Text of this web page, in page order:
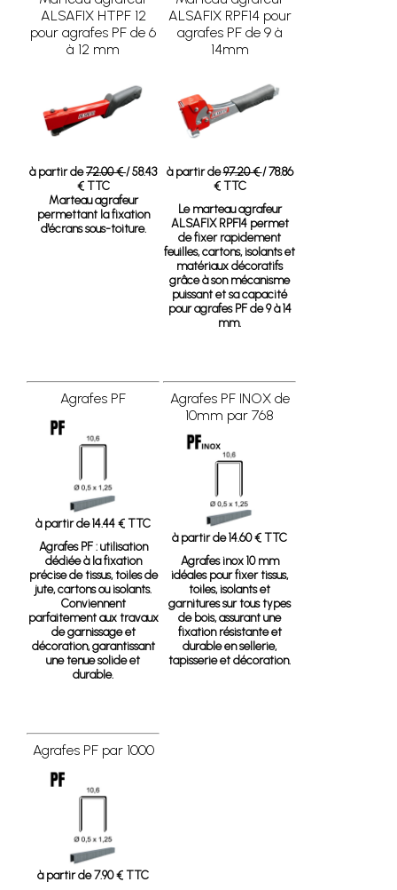
ALSAFIX HTPF 12
pour agrafes PF de 6
à 12 mm
à partir de72.00 €/ 58.43
€ TTC
Marteau agrafeur
permettant la fixation
d'écrans sous-toiture.
ALSAFIX RPF14 pour
agrafes PF de 9 à
14mm
à partir de97.20 €/ 78.86
€ TTC
Le marteau agrafeur
ALSAFIX RPF14 permet
de fixer rapidement
feuilles, cartons, isolants et
matériaux décoratifs
grâce à son mécanisme
puissant et sa capacité
pour agrafes PF de 9 à 14
mm.
Agrafes PF
à partir de 14.44 € TTC
Agrafes PF: utilisation
dédiée à la fixation
précise de tissus, toiles de
jute, cartons ou isolants.
Conviennent
parfaitement aux travaux
de garnissage et
décoration, garantissant
une tenue solide et
durable.
Agrafes PF INOX de
10mm par 768
à partir de 14.60 € TTC
Agrafes inox 10 mm
idéales pour fixer tissus,
toiles, isolants et
garnitures sur tous types
de bois, assurant une
fixation résistante et
durable en sellerie,
tapisserie et décoration.
Agrafes PF par 1000
à partir de 7.90 € TTC